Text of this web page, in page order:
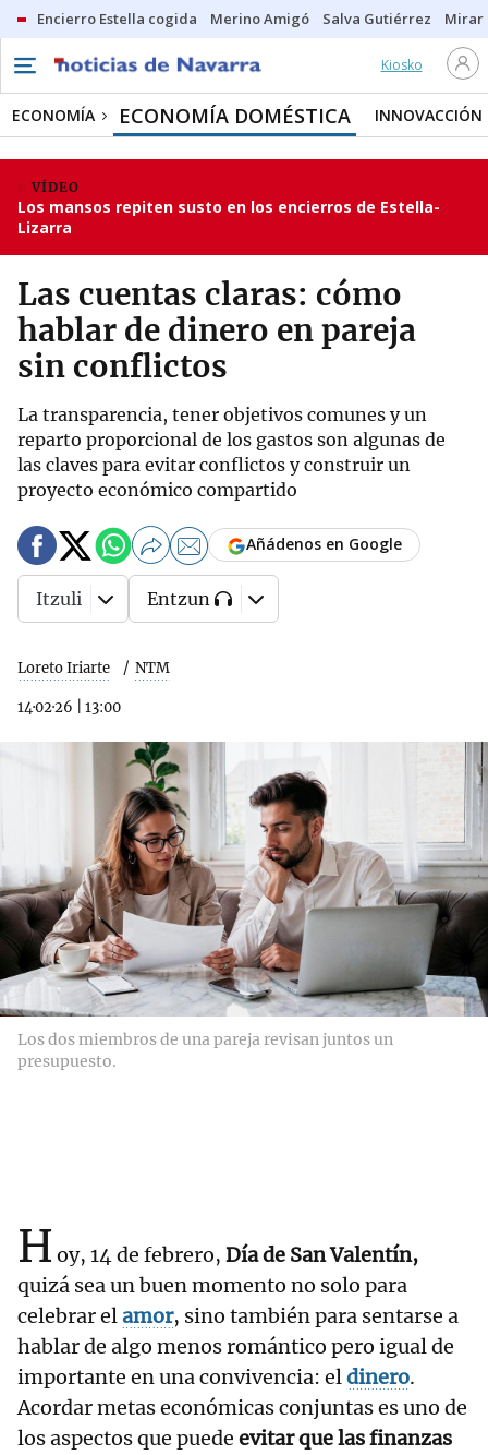
Encierro Estella cogida Merino Amigó Salva Gutiérrez Mirar
Kiosko
ECONOMÍA ECONOMÍA DOMÉSTICA INNOVACCIÓN
VÍDEO
Los mansos repiten susto en los encierros de Estella-
Lizarra
Las cuentas claras: cómo
hablar de dinero en pareja
sin conflictos
La transparencia, tener objetivos comunes y un
reparto proporcional de los gastos son algunas de
las claves para evitar conflictos y construir un
proyecto económico compartido
Loreto Iriarte NTM
14·02·26 13:00
Añádenos en Google
Itzuli Entzun
Los dos miembros de una pareja revisan juntos un
presupuesto.
H oy, 14 de febrero, Día de San Valentín,
quizá sea un buen momento no solo para
celebrar elamor, sino también para sentarse a
hablar de algo menos romántico pero igual de
importante en una convivencia: eldinero.
Acordar metas económicas conjuntas es uno de
los aspectos que puede evitar que las finanzas